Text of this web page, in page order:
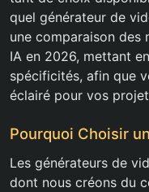
quel générateur de
une comparaison des
IA en 2026, mettant
spécificités, afin que
éclairé pour vos
Pourquoi Choisir
Les générateurs de
dont nous créons du